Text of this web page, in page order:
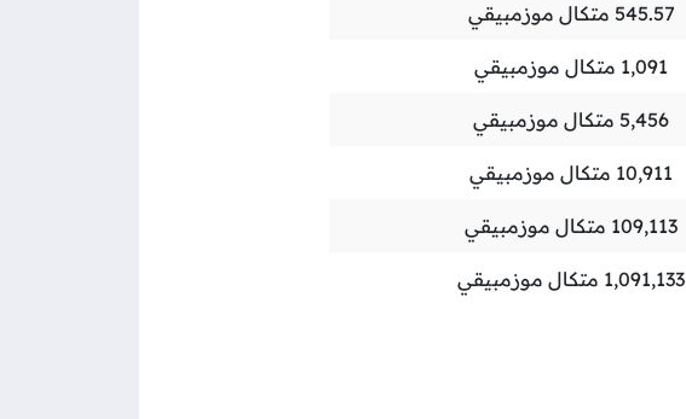
545.57 متكال موزمبيقي
1,091 متكال موزمبيقي
5,456 متكال موزمبيقي
10,911 متكال موزمبيقي
109,113 متكال موزمبيقي
1,091,133 متكال موزمبيقي